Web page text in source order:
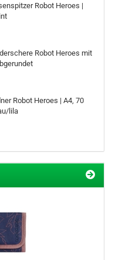
Robot Heroes |
Robot Heroes mit
Robot Heroes | A4, 70
lila